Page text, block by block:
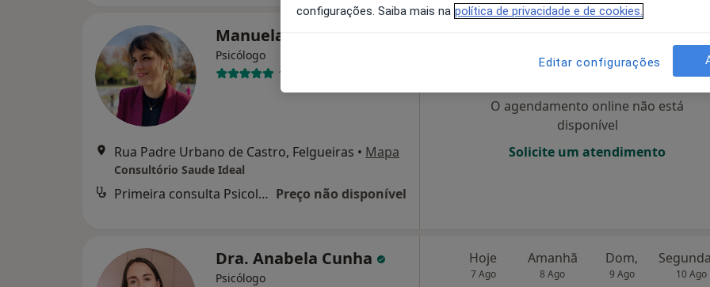
Manuela Marques
Psicólogo
11 opiniões
Rua Padre Urbano de Castro, Felgueiras • Mapa
Consultório Saude Ideal
Primeira consulta Psicologia Preço não disponível
O agendamento online não está
disponível
Solicite um atendimento
Dra. Anabela Cunha
Psicólogo
Hoje
7 Ago
Amanhã
8 Ago
Dom,
9 Ago 10 Ago
configurações. Saiba mais na política de privacidade e de cookies.
Editar configurações